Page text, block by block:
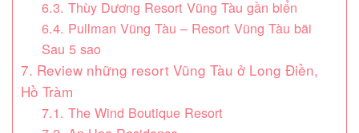
6.3. Thùy Dương Resort Vũng Tàu gần biển
6.4. Pullman Vũng Tàu – Resort Vũng Tàu bãi
Sau 5 sao
7. Review những resort Vũng Tàu ở Long Điền,
Hồ Tràm
7.1. The Wind Boutique Resort